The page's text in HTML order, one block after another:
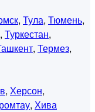
, Тула, Тюмень,
, Туркестан,
, Термез,
, Херсон,
, Хива